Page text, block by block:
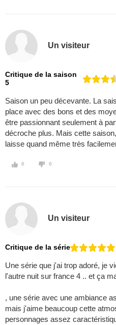
Un visiteur
Critique de la saison
5
Saison un peu décevante. La
place avec des bons et des
être passionnant seulement à
décroche plus. Mais cette
laisse quand même très
0 0
Un visiteur
Critique de la série
Une série que j'ai trop adoré, je
l'autre nuit sur france 4 .. et ça
, une série avec une ambiance
mais j'aime beaucoup cette
personnages assez